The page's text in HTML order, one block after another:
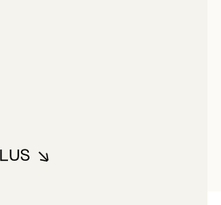
DE TOOKOOME,